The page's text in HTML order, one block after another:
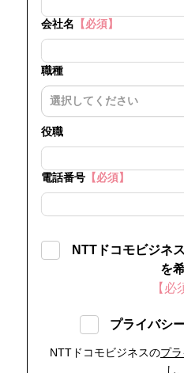
会社名 【必須】
職種
役職
電話番号【必須】
NTTドコモビジネ
を
【必
プライバシ
NTTドコモビジネスのプ
し、